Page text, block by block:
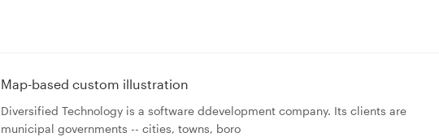
Map-based custom illustration
Diversified Technology is a software ddevelopment company. Its clients are
municipal governments -- cities, towns, boro